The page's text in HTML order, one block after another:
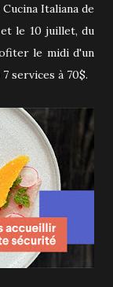
Italiana de
le 10 juillet, du
le midi d'un
services à 70$.